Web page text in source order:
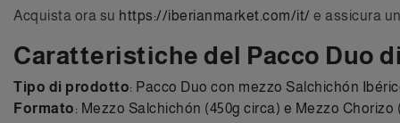
Acquista ora su https://iberianmarket.com/it/ e assicura
Caratteristiche del Pacco Duo
Tipo di prodotto: Pacco Duo con mezzo Salchichón
Formato: Mezzo Salchichón (450g circa) e Mezzo Chorizo